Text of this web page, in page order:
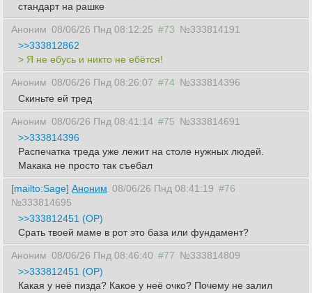
стандарт на рашке
Аноним 08/06/26 Пнд 08:12:25 #73 №333814191
>>333812862
> Я не ебусь и никто не ебётся!
Аноним 08/06/26 Пнд 08:26:07 #74 №333814396
Скиньте ей тред
Аноним 08/06/26 Пнд 08:41:14 #75 №333814691
>>333814396
Распечатка треда уже лежит на столе нужных людей.
Макака не просто так съебал
[mailto:Sage] Аноним 08/06/26 Пнд 08:41:19 #76
№333814695
>>333812451 (OP)
Срать твоей маме в рот это база или фундамент?
Аноним 08/06/26 Пнд 08:46:40 #77 №333814809
>>333812451 (OP)
Какая у неё пизда? Какое у неё очко? Почему не залил